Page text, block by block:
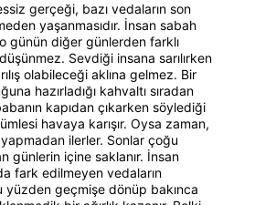
gerçeği, bazı vedaların son
yaşanmasıdır. İnsan sabah
günün diğer günlerden farklı
Sevdiği insana sarılırken
olabileceği aklına gelmez. Bir
hazırladığı kahvaltı sıradan
kapıdan çıkarken söylediği
havaya karışır. Oysa zaman,
ilerler. Sonlar çoğu
günlerin içine saklanır. İnsan
fark edilmeyen vedaların
yüzden geçmişe dönüp bakınca